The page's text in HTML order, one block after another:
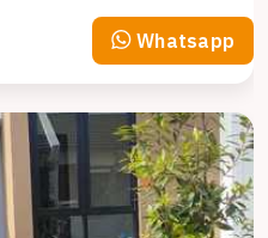
Whatsapp